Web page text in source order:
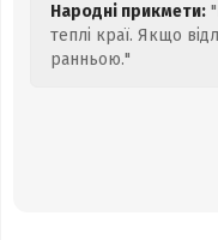
Народні прикмети:
теплі краї. Якщо
ранньою."